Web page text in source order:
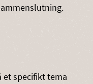
et specifikt tema